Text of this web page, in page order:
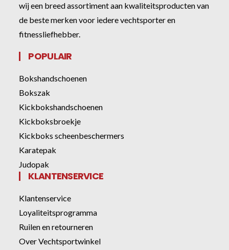
wij een breed assortiment aan kwaliteitsproducten van
de beste merken voor iedere vechtsporter en
fitnessliefhebber.
POPULAIR
Bokshandschoenen
Bokszak
Kickbokshandschoenen
Kickboksbroekje
Kickboks scheenbeschermers
Karatepak
Judopak
KLANTENSERVICE
Klantenservice
Loyaliteitsprogramma
Ruilen en retourneren
Over Vechtsportwinkel